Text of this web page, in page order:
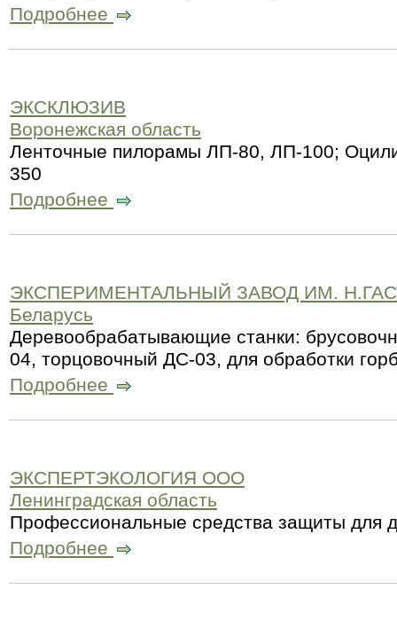
Подробнее
ЭКСКЛЮЗИВ
Воронежская область
Ленточные пилорамы ЛП-80, ЛП-100;
350
Подробнее
ЭКСПЕРИМЕНТАЛЬНЫЙ ЗАВОД ИМ.
Беларусь
Деревообрабатывающие станки:
04, торцовочный ДС-03, для обработки
Подробнее
ЭКСПЕРТЭКОЛОГИЯ ООО
Ленинградская область
Профессиональные средства защиты для
Подробнее